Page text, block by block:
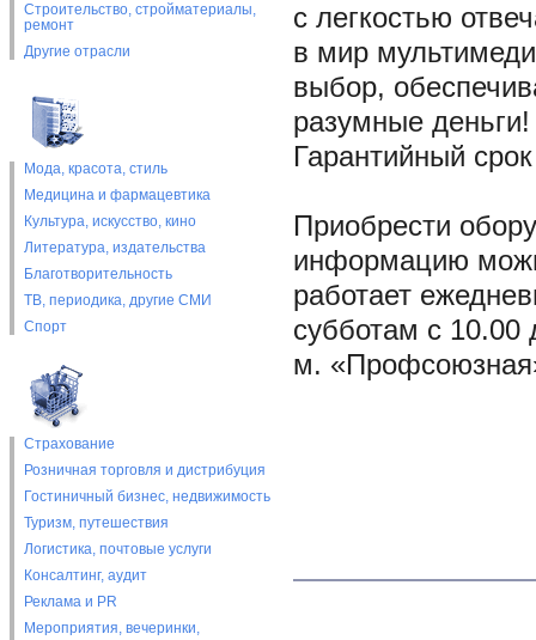
Строительство, стройматериалы,
ремонт
Другие отрасли
Мода, красота, стиль
Медицина и фармацевтика
Культура, искусство, кино
Литература, издательства
Благотворительность
ТВ, периодика, другие СМИ
Спорт
Страхование
Розничная торговля и дистрибуция
Гостиничный бизнес, недвижимость
Туризм, путешествия
Логистика, почтовые услуги
Консалтинг, аудит
Реклама и PR
Мероприятия, вечеринки,
с легкостью
в мир
выбор,
разумные деньги!
Гарантийный
Приобрести
информацию
работает
субботам с 10.00
м.